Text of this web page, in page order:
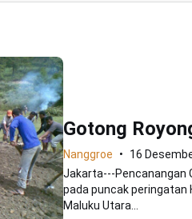
Gotong
Nanggroe
16
Jakarta---Pencanangan
pada puncak peringatan
Maluku Utara...